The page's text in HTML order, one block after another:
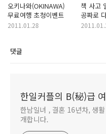
오키나와(OKINAWA)
무료여행 초청이벤트
2011.01.28
책 사고
공짜로
댓글
한일커플의 B(秘)급
한남일녀 , 결혼 16년차, 생
개합니다.